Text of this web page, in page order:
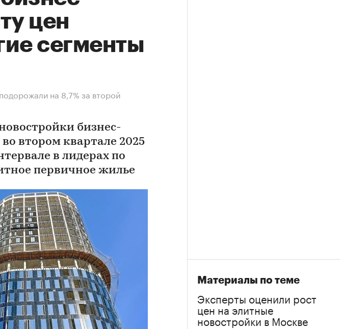
цен
сегменты
на 8,7% за второй
бизнес-
втором квартале 2025
в лидерах по
первичное жилье
Материалы по теме
Эксперты оценили рост
цен на элитные
новостройки в Москве